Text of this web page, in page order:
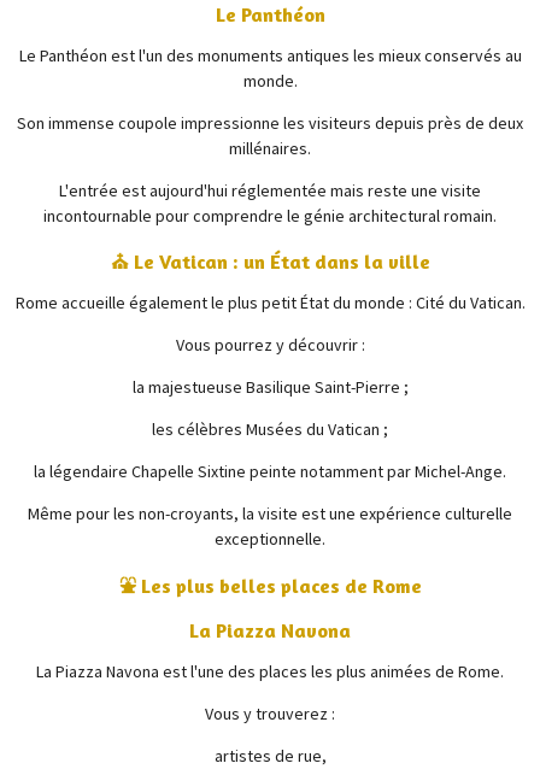
Le Panthéon
Le Panthéon est l'un des monuments antiques les mieux conservés au
monde.
Son immense coupole impressionne les visiteurs depuis près de deux
millénaires.
L'entrée est aujourd'hui réglementée mais reste une visite
incontournable pour comprendre le génie architectural romain.
⛪ Le Vatican : un État dans la ville
Rome accueille également le plus petit État du monde : Cité du Vatican.
Vous pourrez y découvrir :
la majestueuse Basilique Saint-Pierre ;
les célèbres Musées du Vatican ;
la légendaire Chapelle Sixtine peinte notamment parMichel-Ange.
Même pour les non-croyants, la visite est une expérience culturelle
exceptionnelle.
⛲ Les plus belles places de Rome
La Piazza Navona
La Piazza Navona est l'une des places les plus animées de Rome.
Vous y trouverez :
artistes de rue,